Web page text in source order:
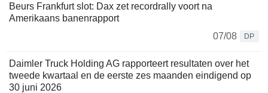
Beurs Frankfurt slot: Dax zet recordrally voort na
Amerikaans banenrapport
07/08
DP
Daimler Truck Holding AG rapporteert resultaten over het
tweede kwartaal en de eerste zes maanden eindigend op
30 juni 2026